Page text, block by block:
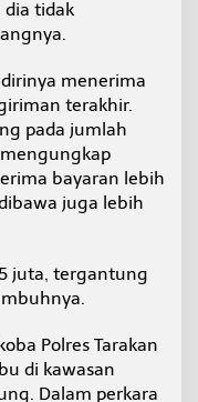
dia tidak
menerima
terakhir.
pada jumlah
bayaran lebih
juga lebih
juta, tergantung
Polres Tarakan
di kawasan
Dalam perkara